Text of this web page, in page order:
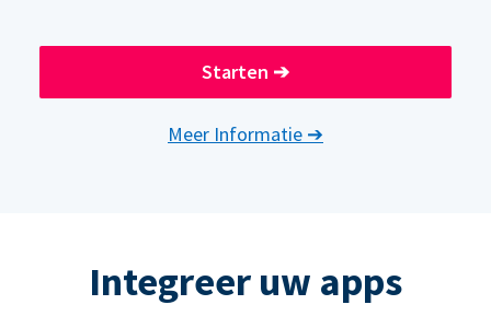
Starten ➔
Meer Informatie ➔
Integreer uw apps